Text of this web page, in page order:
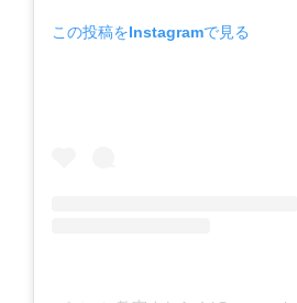
この投稿をInstagramで見る